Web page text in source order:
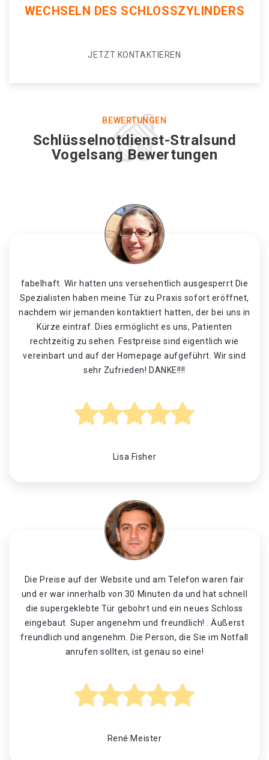
WECHSELN DES SCHLOSSZYLINDERS
JETZT KONTAKTIEREN
BEWERTUNGEN
Schlüsselnotdienst-Stralsund
Vogelsang Bewertungen
fabelhaft. Wir hatten uns versehentlich ausgesperrt Die
Spezialisten haben meine Tür zu Praxis sofort eröffnet,
nachdem wir jemanden kontaktiert hatten, der bei uns in
Kürze eintraf. Dies ermöglicht es uns, Patienten
rechtzeitig zu sehen. Festpreise sind eigentlich wie
vereinbart und auf der Homepage aufgeführt. Wir sind
sehr Zufrieden! DANKE!!!!
Lisa Fisher
Die Preise auf der Website und am Telefon waren fair
und er war innerhalb von 30 Minuten da und hat schnell
die supergeklebte Tür gebohrt und ein neues Schloss
eingebaut. Super angenehm und freundlich! . Äußerst
freundlich und angenehm. Die Person, die Sie im Notfall
anrufen sollten, ist genau so eine!
René Meister